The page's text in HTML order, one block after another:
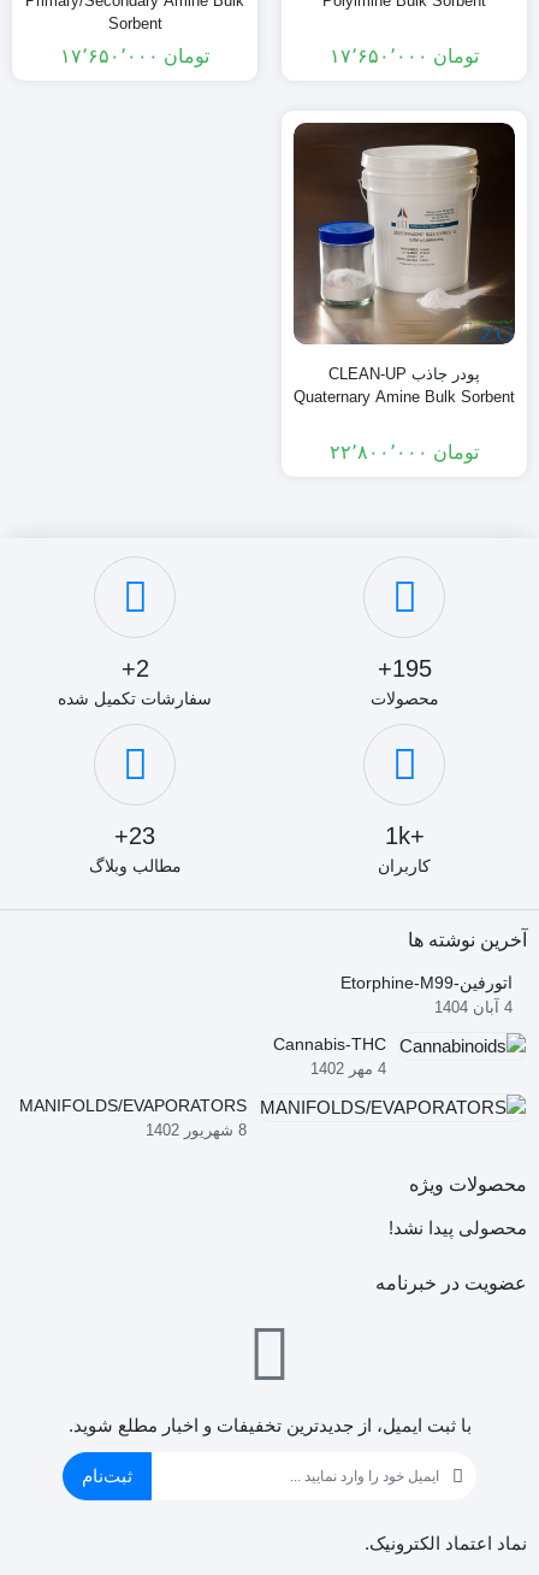
تومان
Sorbent
تومان
پودر جاذب CLEAN-UP
Quaternary Amine Bulk Sorbent
تومان
195+
محصولات
2+
سفارشات تکمیل شده
+1k
کاربران
23+
مطالب وبلاگ
آخرین نوشته ها
اتورفین-Etorphine-M99
4 آبان 1404
Cannabis-THC
4 مهر 1402
MANIFOLDS/EVAPORATORS
8 شهریور 1402
محصولات ویژه
محصولی پیدا نشد!
عضویت در خبرنامه
با ثبت ایمیل، از جدید‌ترین تخفیفات و اخبار مطلع شوید.
ثبت‌نام
نماد اعتماد الکترونیک.